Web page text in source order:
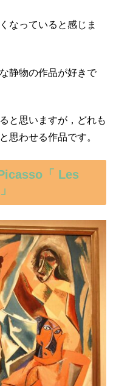
なっていると感じま
静物の作品が好きで
と思いますが，どれも
思わせる作品です。
「 Les